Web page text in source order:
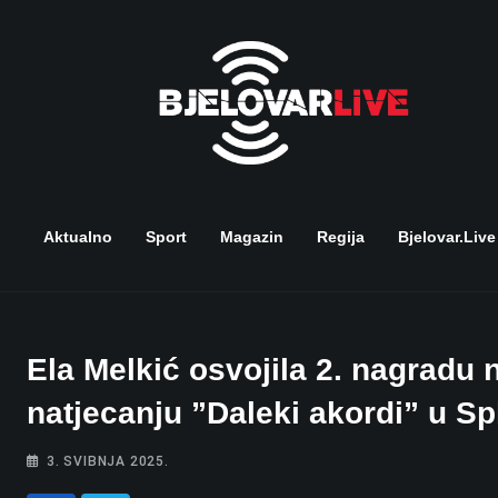
Aktualno Sport Magazin Regija Bjelovar.live
Ela Melkić osvojila 2. nagradu
natjecanju ”Daleki akordi” u
3. SVIBNJA 2025.